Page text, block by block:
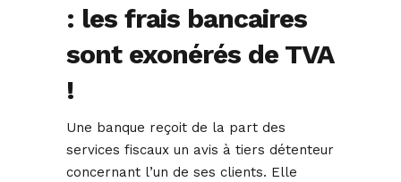
: les frais bancaires
sont exonérés de TVA
!
Une banque reçoit de la part des
services fiscaux un avis à tiers détenteur
concernant l’un de ses clients. Elle